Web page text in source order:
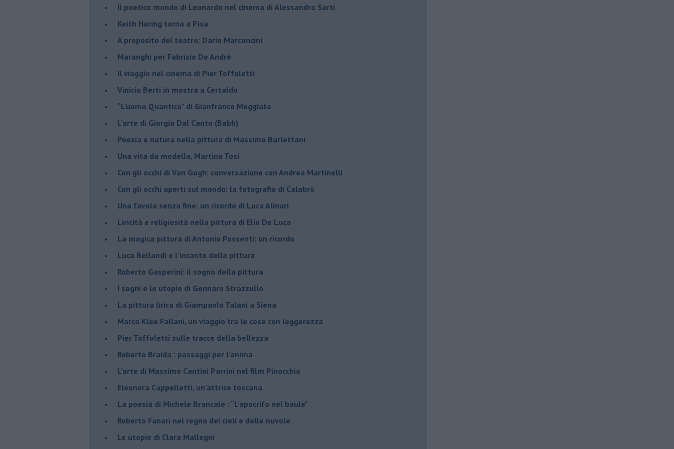
​Il poetico mondo di Leonardo nel cinema di Alessandro Sarti
​Keith Haring torna a Pisa
​A proposito del teatro: Dario Marconcini
Maranghi per Fabrizio De Andrè
​Il viaggio nel cinema di Pier Toffoletti
Vinicio Berti in mostra a Certaldo
“L’uomo Quantico” di Gianfranco Meggiato
​L’arte di Giorgio Dal Canto (Babb)
Poesia e natura nella pittura di Massimo Barlettani
Una vita da modella, Martina Tosi
​Con gli occhi di Van Gogh: conversazione con Andrea Martinelli
​Con gli occhi aperti sul mondo: la fotografia di Calabrò
Una favola senza fine: un ricordo di Luca Alinari
Liricità e religiosità nella pittura di Elio De Luca
La magica pittura di Antonio Possenti: un ricordo
Luca Bellandi e l’incanto della pittura
​Roberto Gasperini: il sogno della pittura
I sogni e le utopie di Gennaro Strazzullo
La pittura lirica di Giampaolo Talani a Siena
​Marco Klee Fallani, un viaggio tra le cose con leggerezza
​Pier Toffoletti sulle tracce della bellezza
​Roberto Braida : passaggi per l’anima
​L’arte di Massimo Cantini Parrini nel film Pinocchio
Eleonora Cappelletti, un’attrice toscana
​La poesia di Michele Brancale : “L’apocrifo nel baule"
Roberto Fanari nel regno dei cieli e delle nuvole
Le utopie di Clara Mallegni